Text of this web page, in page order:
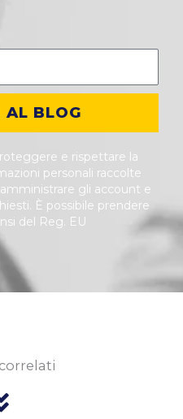
AL BLOG
e rispettare la
personali raccolte
gli account e
È possibile prendere
del Reg. EU